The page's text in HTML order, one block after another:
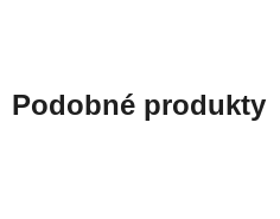
Podobné produkty